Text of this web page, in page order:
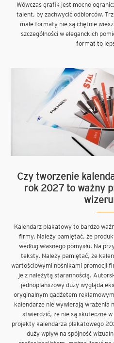
Wówczas grafik jest mocno
talent, by zachwycić odbiorców.
małe formaty nie są chętnie
szczególności w eleganckich
format to
Czy tworzenie
rok 2027 to ważny
Kalendarz plakatowy to bardzo
firmy. Należy pamiętać, że
według własnego pomysłu. Na
teksty. Należy pamiętać, że
wartościowymi nośnikami promocji
je z należytą starannością.
jednoplanszowy duży wygląda
oryginalnym gadżetem
kalendarze nie wywierają wrażenia
stwierdzić, że nie są skuteczne
projekty kalendarza plakatowego
duży wpływ na spójność